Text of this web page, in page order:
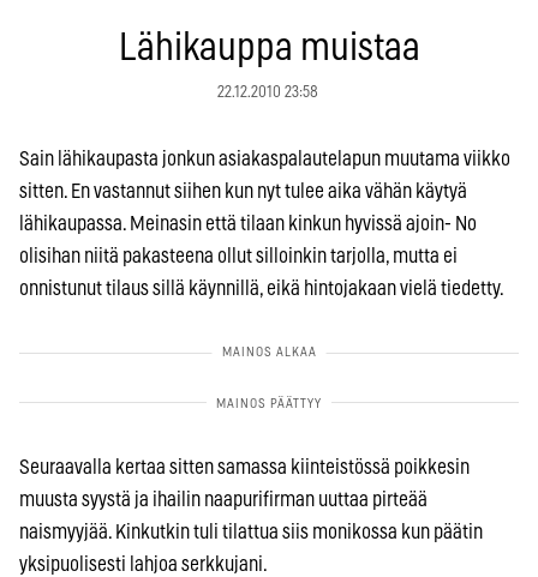
Lähikauppa muistaa
22.12.2010 23:58
Sain lähikaupasta jonkun asiakaspalautelapun muutama viikko
sitten. En vastannut siihen kun nyt tulee aika vähän käytyä
lähikaupassa. Meinasin että tilaan kinkun hyvissä ajoin- No
olisihan niitä pakasteena ollut silloinkin tarjolla, mutta ei
onnistunut tilaus sillä käynnillä, eikä hintojakaan vielä tiedetty.
Seuraavalla kertaa sitten samassa kiinteistössä poikkesin
muusta syystä ja ihailin naapurifirman uuttaa pirteää
naismyyjää. Kinkutkin tuli tilattua siis monikossa kun päätin
yksipuolisesti lahjoa serkkujani.